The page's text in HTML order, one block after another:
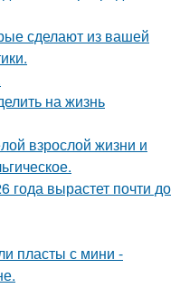
сделают из вашей
на жизнь
взрослой жизни и
года вырастет почти до
пласты с мини -